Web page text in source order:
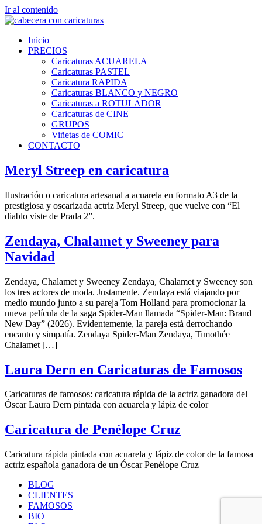
Ir al contenido
Inicio
PRECIOS
Caricaturas ACUARELA
Caricaturas PASTEL
Caricatura RAPIDA
Caricaturas BLANCO y NEGRO
Caricaturas a ROTULADOR
Caricaturas de CINE
GRUPOS
Viñetas de COMIC
CONTACTO
Meryl Streep en caricatura
Ilustración o caricatura artesanal a acuarela en formato A3 de la
prestigiosa y oscarizada actriz Meryl Streep, que vuelve con “El
diablo viste de Prada 2”.
Zendaya, Chalamet y Sweeney para
Navidad
Zendaya, Chalamet y Sweeney Zendaya, Chalamet y Sweeney son
los tres actores de moda. Justamente. Zendaya está viajando por
medio mundo junto a su pareja Tom Holland para promocionar la
nueva película de la saga Spider-Man llamada “Spider-Man: Brand
New Day” (2026). Evidentemente, la pareja está derrochando
encanto y simpatía. Zendaya Spider-Man Zendaya, Timothée
Chalamet […]
Laura Dern en Caricaturas de Famosos
Caricaturas de famosos: caricatura rápida de la actriz ganadora del
Óscar Laura Dern pintada con acuarela y lápiz de color
Caricatura de Penélope Cruz
Caricatura rápida pintada con acuarela y lápiz de color de la famosa
actriz española ganadora de un Óscar Penélope Cruz
BLOG
CLIENTES
FAMOSOS
BIO